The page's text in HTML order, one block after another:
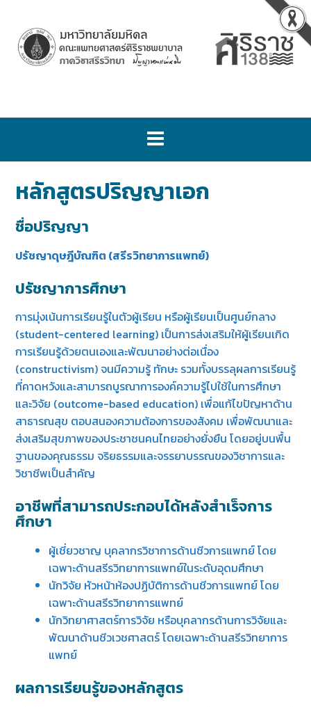
หลักสูตรปริญญาเอก
ชื่อปริญญา
ปรัชญาดุษฎีบัณฑิต (สรีรวิทยาการแพทย์)
ปรัชญาการศึกษา
การมุ่งเน้นการเรียนรู้ในตัวผู้เรียน หรือผู้เรียนเป็นศูนย์กลาง
(student-centered learning) เป็นการส่งเสริมให้ผู้เรียนเกิด
การเรียนรู้ด้วยตนเองและพัฒนาอย่างต่อเนื่อง
(constructivism) จนมีความรู้ ทักษะ รวมทั้งบรรลุผลการเรียนรู้
ที่คาดหวังและสามารถบูรณาการองค์ความรู้ไปใช้ในการศึกษา
และวิจัย (outcome-based education) เพื่อแก้ไขปัญหาด้าน
สาธารณสุข ตอบสนองความต้องการของสังคม เพื่อพัฒนาและ
ส่งเสริมสุขภาพของประชาชนคนไทยอย่างยั่งยืน โดยอยู่บนพื้น
ฐานของคุณธรรม จริยธรรมและจรรยาบรรณของวิชาการและ
วิชาชีพเป็นสำคัญ
อาชีพที่สามารถประกอบได้หลังสำเร็จการ
ศึกษา
ผู้เชี่ยวชาญ บุคลากรวิชาการด้านชีวการแพทย์ โดย
เฉพาะด้านสรีรวิทยาการแพทย์ในระดับอุดมศึกษา
นักวิจัย หัวหน้าห้องปฏิบัติการด้านชีวการแพทย์ โดย
เฉพาะด้านสรีรวิทยาการแพทย์
นักวิทยาศาสตร์การวิจัย หรือบุคลากรด้านการวิจัยและ
พัฒนาด้านชีวเวชศาสตร์ โดยเฉพาะด้านสรีรวิทยาการ
แพทย์
ผลการเรียนรู้ของหลักสูตร